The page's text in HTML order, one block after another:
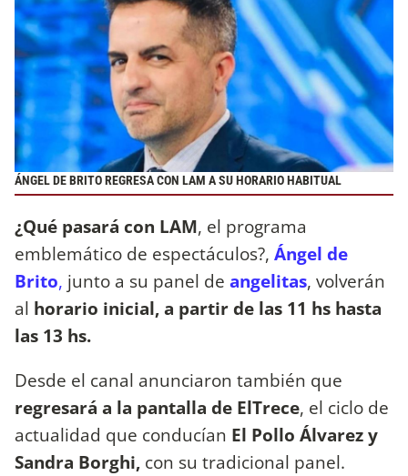
ÁNGEL DE BRITO REGRESA CON LAM A SU HORARIO HABITUAL
¿Qué pasará con LAM, el programa
emblemático de espectáculos?, Ángel de
Brito, junto a su panel de angelitas, volverán
al horario inicial, a partir de las 11 hs hasta
las 13 hs.
Desde el canal anunciaron también que
regresará a la pantalla de ElTrece, el ciclo de
actualidad que conducían El Pollo Álvarez y
Sandra Borghi, con su tradicional panel.